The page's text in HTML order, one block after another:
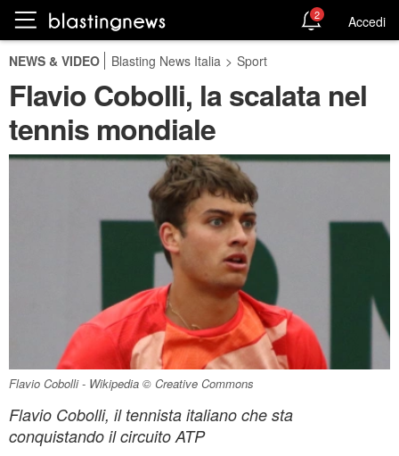
2 Accedi
NEWS & VIDEO Blasting News Italia > Sport
Flavio Cobolli, la scalata nel
tennis mondiale
Flavio Cobolli - Wikipedia © Creative Commons
Flavio Cobolli, il tennista italiano che sta
conquistando il circuito ATP